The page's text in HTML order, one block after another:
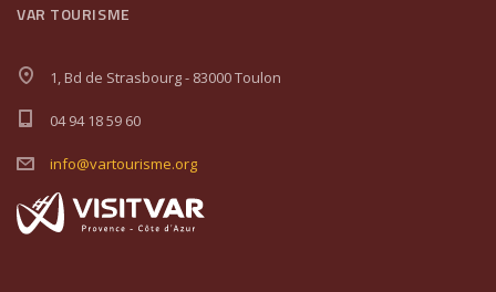
VAR TOURISME
1, Bd de Strasbourg - 83000 Toulon
04 94 18 59 60
info@vartourisme.org